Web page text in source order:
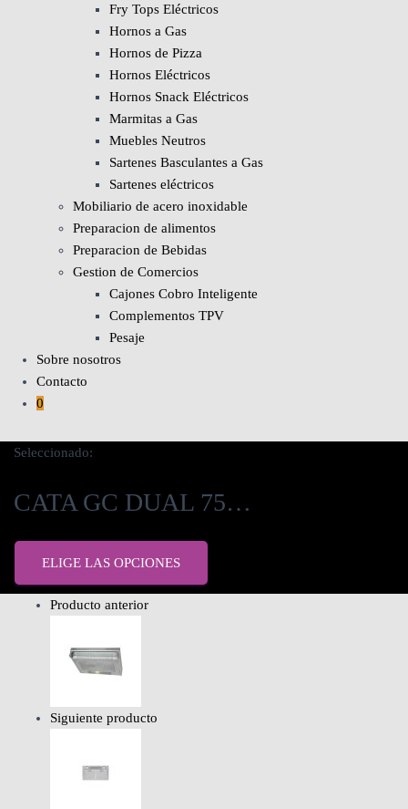
Fry Tops Eléctricos
Hornos a Gas
Hornos de Pizza
Hornos Eléctricos
Hornos Snack Eléctricos
Marmitas a Gas
Muebles Neutros
Sartenes Basculantes a Gas
Sartenes eléctricos
Mobiliario de acero inoxidable
Preparacion de alimentos
Preparacion de Bebidas
Gestion de Comercios
Cajones Cobro Inteligente
Complementos TPV
Pesaje
Sobre nosotros
Contacto
0
Seleccionado:
CATA GC DUAL 75…
ELIGE LAS OPCIONES
Producto anterior
Siguiente producto